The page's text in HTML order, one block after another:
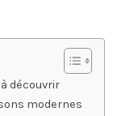
découvrir
modernes